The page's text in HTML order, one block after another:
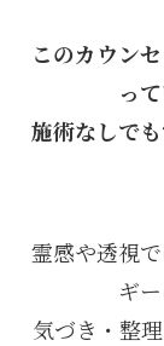
このカウン
っ
施術なしで
霊感や透視
ギ
気づき・整